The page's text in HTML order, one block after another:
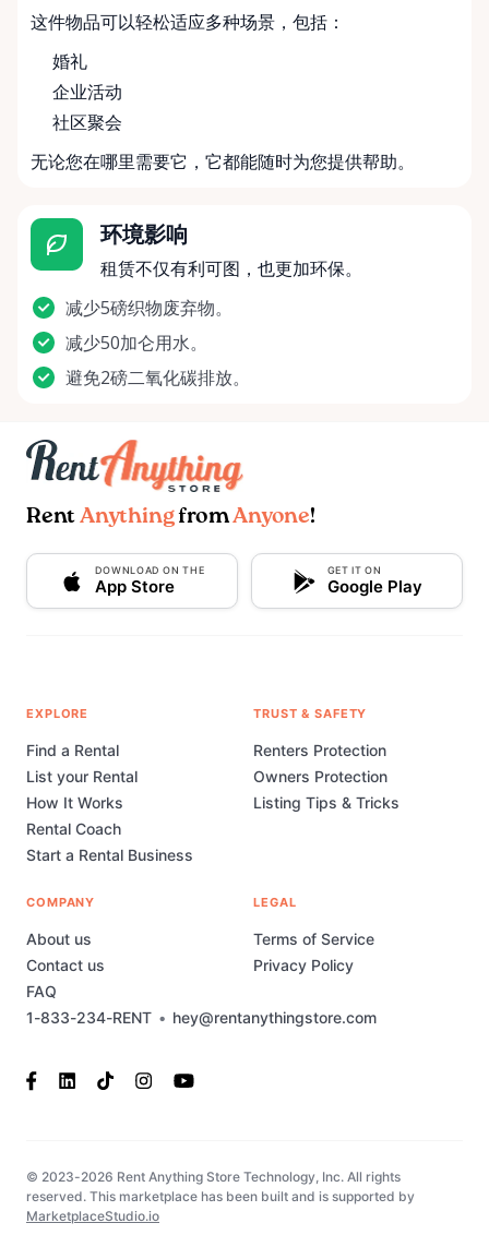
这件物品可以轻松适应多种场景，包括：
婚礼
企业活动
社区聚会
无论您在哪里需要它，它都能随时为您提供帮助。
环境影响
租赁不仅有利可图，也更加环保。
减少5磅织物废弃物。
减少50加仑用水。
避免2磅二氧化碳排放。
Rent AnythingfromAnyone!
DOWNLOAD ON THE
App Store
GET IT ON
Google Play
1-833-234-RENT • hey@rentanythingstore.com
EXPLORE
Find a Rental
List your Rental
How It Works
Rental Coach
Start a Rental Business
TRUST & SAFETY
Renters Protection
Owners Protection
Listing Tips & Tricks
COMPANY
About us
Contact us
FAQ
LEGAL
Terms of Service
Privacy Policy
© 2023-2026 Rent Anything Store Technology, Inc. All rights
reserved. This marketplace has been built and is supported by
MarketplaceStudio.io